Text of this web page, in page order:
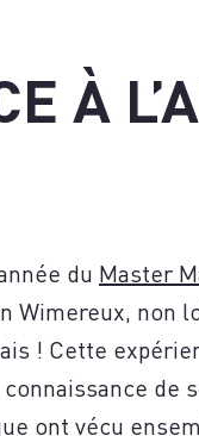
À
du Master
Wimereux,
! Cette
ont vécu